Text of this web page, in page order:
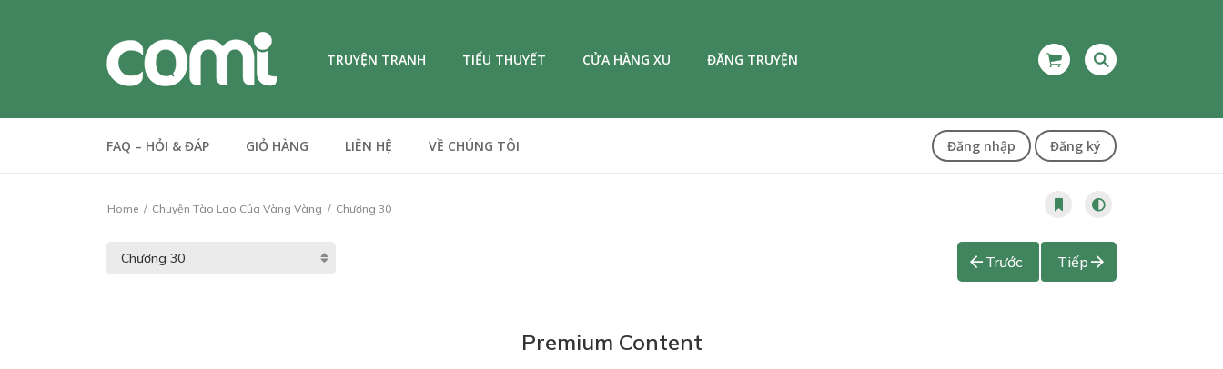
TRUYỆN TRANH TIỂU THUYẾT CỬA HÀNG XU ĐĂNG TRUYỆN
FAQ – HỎI & ĐÁP GIỎ HÀNG LIÊN HỆ VỀ CHÚNG TÔI Đăng nhập Đăng ký
Home Chuyện Tào Lao Của Vàng Vàng Chương 30
Trước Tiếp
Premium Content